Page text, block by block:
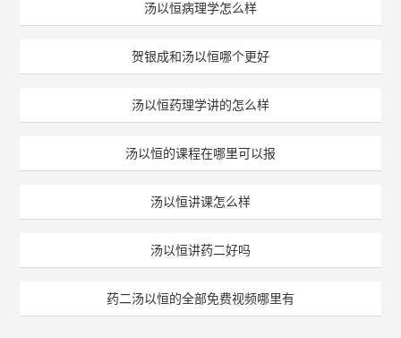
汤以恒病理学怎么样
贺银成和汤以恒哪个更好
汤以恒药理学讲的怎么样
汤以恒的课程在哪里可以报
汤以恒讲课怎么样
汤以恒讲药二好吗
药二汤以恒的全部免费视频哪里有